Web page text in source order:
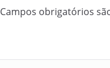
Campos obrigatórios